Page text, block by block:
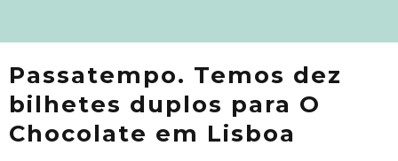
Passatempo. Temos dez
bilhetes duplos para O
Chocolate em Lisboa